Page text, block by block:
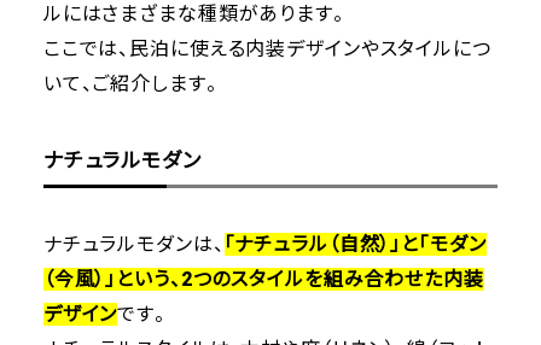
ルにはさまざまな種類があります。
ここでは、民泊に使える内装デザインやスタイルにつ
いて、ご紹介します。
ナチュラルモダン
ナチュラルモダンは、 「ナチュラル（自然）」と「モダン
（今風）」という、2つのスタイルを組み合わせた内装
デザインです。